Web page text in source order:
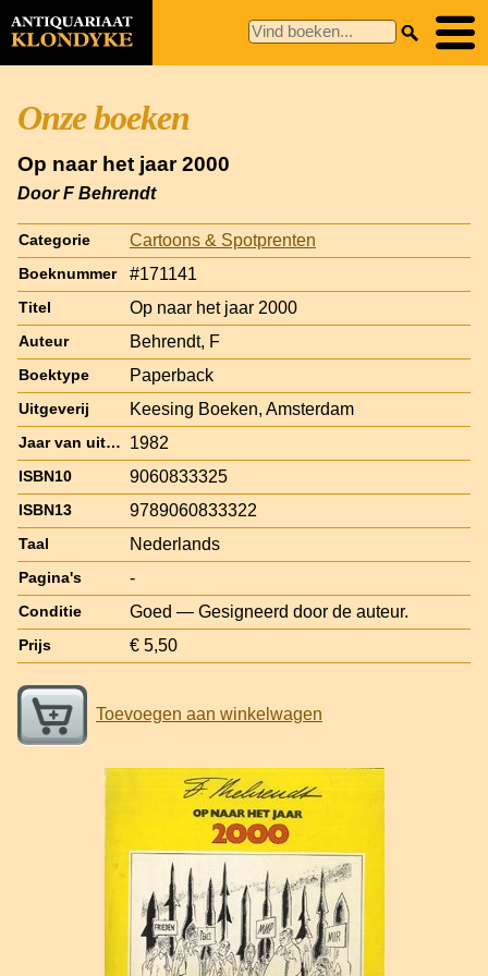
Onze boeken
Op naar het jaar 2000
Door F Behrendt
Categorie Cartoons & Spotprenten
Boeknummer #171141
Titel Op naar het jaar 2000
Auteur Behrendt, F
Boektype Paperback
Uitgeverij Keesing Boeken, Amsterdam
Jaar van uitgave 1982
ISBN10 9060833325
ISBN13 9789060833322
Taal Nederlands
Pagina's -
Conditie Goed — Gesigneerd door de auteur.
Prijs € 5,50
Toevoegen aan winkelwagen